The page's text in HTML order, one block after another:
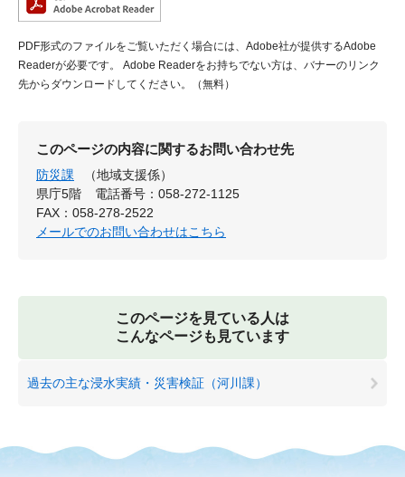
PDF形式のファイルをご覧いただく場合には、Adobe社が提供するAdobe
Readerが必要です。
Adobe Readerをお持ちでない方は、バナーのリンク
先からダウンロードしてください。（無料）
このページの内容に関するお問い合わせ先
防災課
（地域支援係）
県庁5階
電話番号：058-272-1125
FAX：058-278-2522
メールでのお問い合わせはこちら
このページを見ている人は
こんなページも見ています
過去の主な浸水実績・災害検証（河川課）